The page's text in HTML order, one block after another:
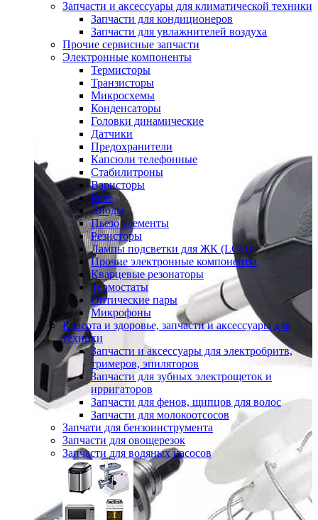
Запчасти и аксессуары для климатической техники
Запчасти для кондиционеров
Запчасти для увлажнителей воздуха
Прочие сервисные запчасти
Электронные компоненты
Термисторы
Транзисторы
Микросхемы
Конденсаторы
Головки динамические
Датчики
Предохранители
Капсюли телефонные
Стабилитроны
Варисторы
Реле
Диоды
Пьезо элементы
Резисторы
Лампы подсветки для ЖК (LCD)
Прочие электронные компоненты
Кварцевые резонаторы
Термостаты
Оптические пары
Микрофоны
Красота и здоровье, запчасти и аксессуары для
техники
Запчасти и аксессуары для электробритв,
тримеров, эпиляторов
Запчасти для зубных электрощеток и
ирригаторов
Запчасти для фенов, щипцов для волос
Запчасти для молокоотсосов
Запчати для бензоинструмента
Запчасти для овощерезок
Запчасти для водяных насосов